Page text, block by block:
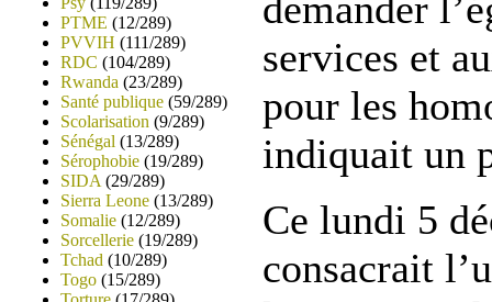
PTME (12/289)
PVVIH (111/289)
RDC (104/289)
Rwanda (23/289)
Santé publique (59/289)
Scolarisation (9/289)
Sénégal (13/289)
Sérophobie (19/289)
SIDA (29/289)
Sierra Leone (13/289)
Somalie (12/289)
Sorcellerie (19/289)
Tchad (10/289)
Togo (15/289)
demander
services et
pour les
indiquait un
Ce lundi 5
consacrait